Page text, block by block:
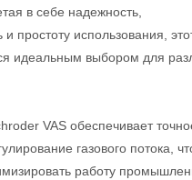
в себе надежность,
простоту использования,
идеальным выбором для
VAS обеспечивает
газового потока,
работу